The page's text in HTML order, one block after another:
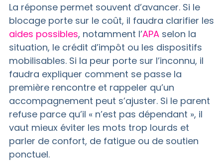
La réponse permet souvent d’avancer. Si le
blocage porte sur le coût, il faudra clarifier les
aides possibles, notamment l’APAselon la
situation, le crédit d’impôt ou les dispositifs
mobilisables. Si la peur porte sur l’inconnu, il
faudra expliquer comment se passe la
première rencontre et rappeler qu’un
accompagnement peut s’ajuster. Si le parent
refuse parce qu’il « n’est pas dépendant », il
vaut mieux éviter les mots trop lourds et
parler de confort, de fatigue ou de soutien
ponctuel.